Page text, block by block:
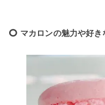
マカロンの魅力や好き